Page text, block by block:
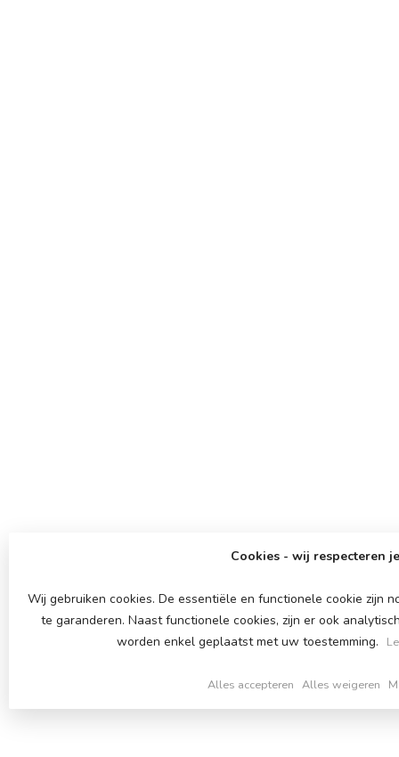
Cookies - wij respecteren
Wij gebruiken cookies. De essentiële en functionele cookie zijn
te garanderen. Naast functionele cookies, zijn er ook
worden enkel geplaatst met uw toestemming.
Alles accepteren Alles weigeren